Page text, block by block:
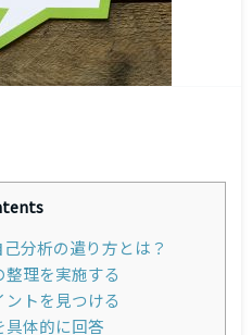
分析の遣り方とは？
理を実施する
トを見つける
具体的に回答